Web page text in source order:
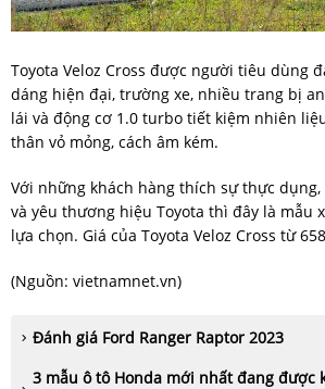
Toyota Veloz Cross được người tiêu dùng
dáng hiện đại, trường xe, nhiều trang bị
lái và động cơ 1.0 turbo tiết kiệm nhiên
thân vỏ mỏng, cách âm kém.
Với những khách hàng thích sự thực
và yêu thương hiệu Toyota thì đây là mẫu
lựa chọn. Giá của Toyota Veloz Cross từ
(Nguồn: vietnamnet.vn)
Đánh giá Ford Ranger Raptor 2023
3 mẫu ô tô Honda mới nhất đang được